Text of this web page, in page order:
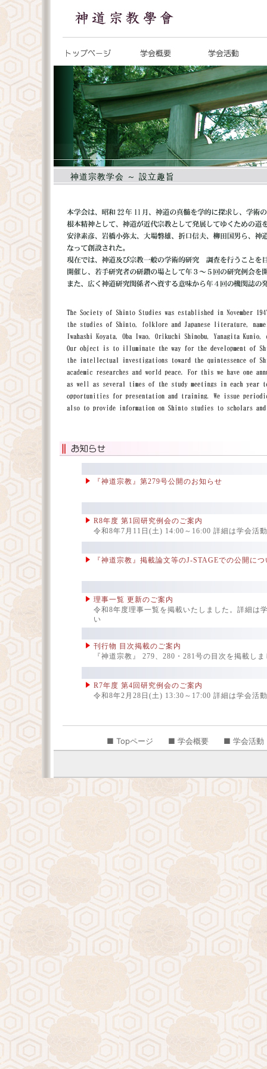
神道宗教学会 ～ 設立趣旨
■ Topページ ■ 学会概要 ■ 学会活動